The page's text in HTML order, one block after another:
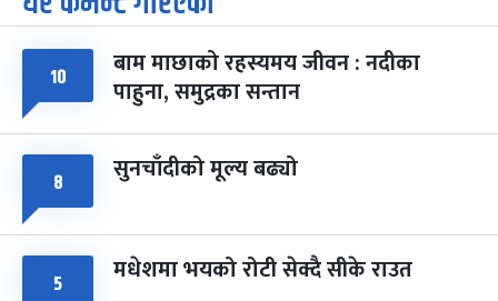
आइत चैत्र ७, २०८३-Mar 21, 2027
८ फागुपूर्णिमा
चैत्र ८, २०८३-Mar 22, 2027
७ महिना बाँकी
१० बाम माछाको रहस्यमय जीवन : नदीका
पाहुना, समुद्रका सन्तान
८ सुनचाँदीको मूल्य बढ्यो
५ मधेशमा भयको रोटी सेक्दै सीके राउत